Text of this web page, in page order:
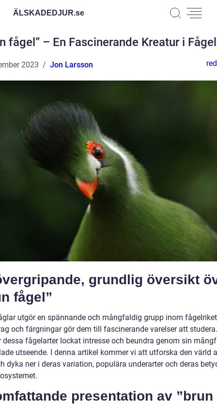
ÄLSKADEDJUR.se
fågel” – En Fascinerande Kreatur i
2023 Jon Larsson
grundlig översikt
fågel”
utgör en spännande och mångfaldig grupp inom
och färgningar gör dem till fascinerande varelser att
dessa fågelarter lockat intresse och beundra genom sin
utseende. I denna artikel kommer vi att utforska den värld
dyka ner i deras variation, populära underarter och deras
presentation av ”brun